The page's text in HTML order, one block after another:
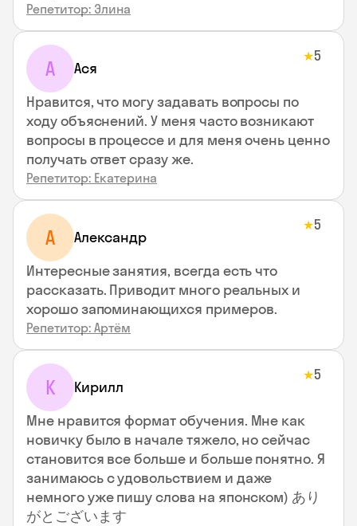
Репетитор: Элина
А Ася
★5
Нравится, что могу задавать вопросы по
ходу объяснений. У меня часто возникают
вопросы в процессе и для меня очень ценно
получать ответ сразу же.
Репетитор: Екатерина
А Александр
★5
Интересные занятия, всегда есть что
рассказать. Приводит много реальных и
хорошо запоминающихся примеров.
Репетитор: Артём
К Кирилл
★5
Мне нравится формат обучения. Мне как
новичку было в начале тяжело, но сейчас
становится все больше и больше понятно. Я
занимаюсь с удовольствием и даже
немного уже пишу слова на японском) あり
がとございます